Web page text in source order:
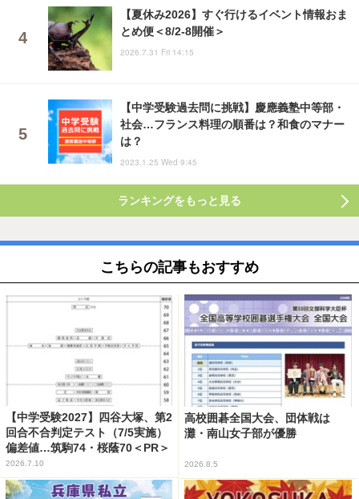
【夏休み2026】すぐ行けるイベント情報おま
とめ便＜8/2-8開催＞
2026.7.31 Fri 14:15
【中学受験過去問に挑戦】慶應義塾中等部・
社会…フランス料理の順番は？和食のマナー
は？
2023.1.25 Wed 9:45
ランキングをもっと見る
こちらの記事もおすすめ
【中学受験2027】四谷大塚、第2
回合不合判定テスト（7/5実施）
偏差値…筑駒74・桜蔭70＜PR＞
2026.7.10
高校囲碁全国大会、団体戦は
灘・南山女子部が優勝
2026.8.5